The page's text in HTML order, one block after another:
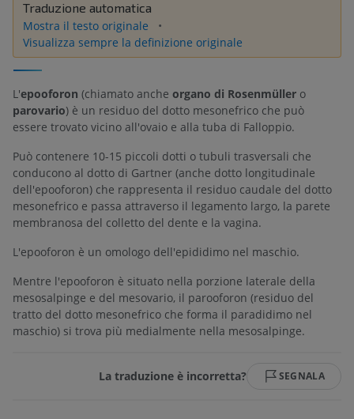
Traduzione automatica
Mostra il testo originale
Visualizza sempre la definizione originale
L'epooforon (chiamato anche organo di Rosenmüller o
parovario) è un residuo del dotto mesonefrico che può
essere trovato vicino all'ovaio e alla tuba di Falloppio.
Può contenere 10-15 piccoli dotti o tubuli trasversali che
conducono al dotto di Gartner (anche dotto longitudinale
dell'epooforon) che rappresenta il residuo caudale del dotto
mesonefrico e passa attraverso il legamento largo, la parete
membranosa del colletto del dente e la vagina.
L'epooforon è un omologo dell'epididimo nel maschio.
Mentre l'epooforon è situato nella porzione laterale della
mesosalpinge e del mesovario, il parooforon (residuo del
tratto del dotto mesonefrico che forma il paradidimo nel
maschio) si trova più medialmente nella mesosalpinge.
La traduzione è incorretta? SEGNALA